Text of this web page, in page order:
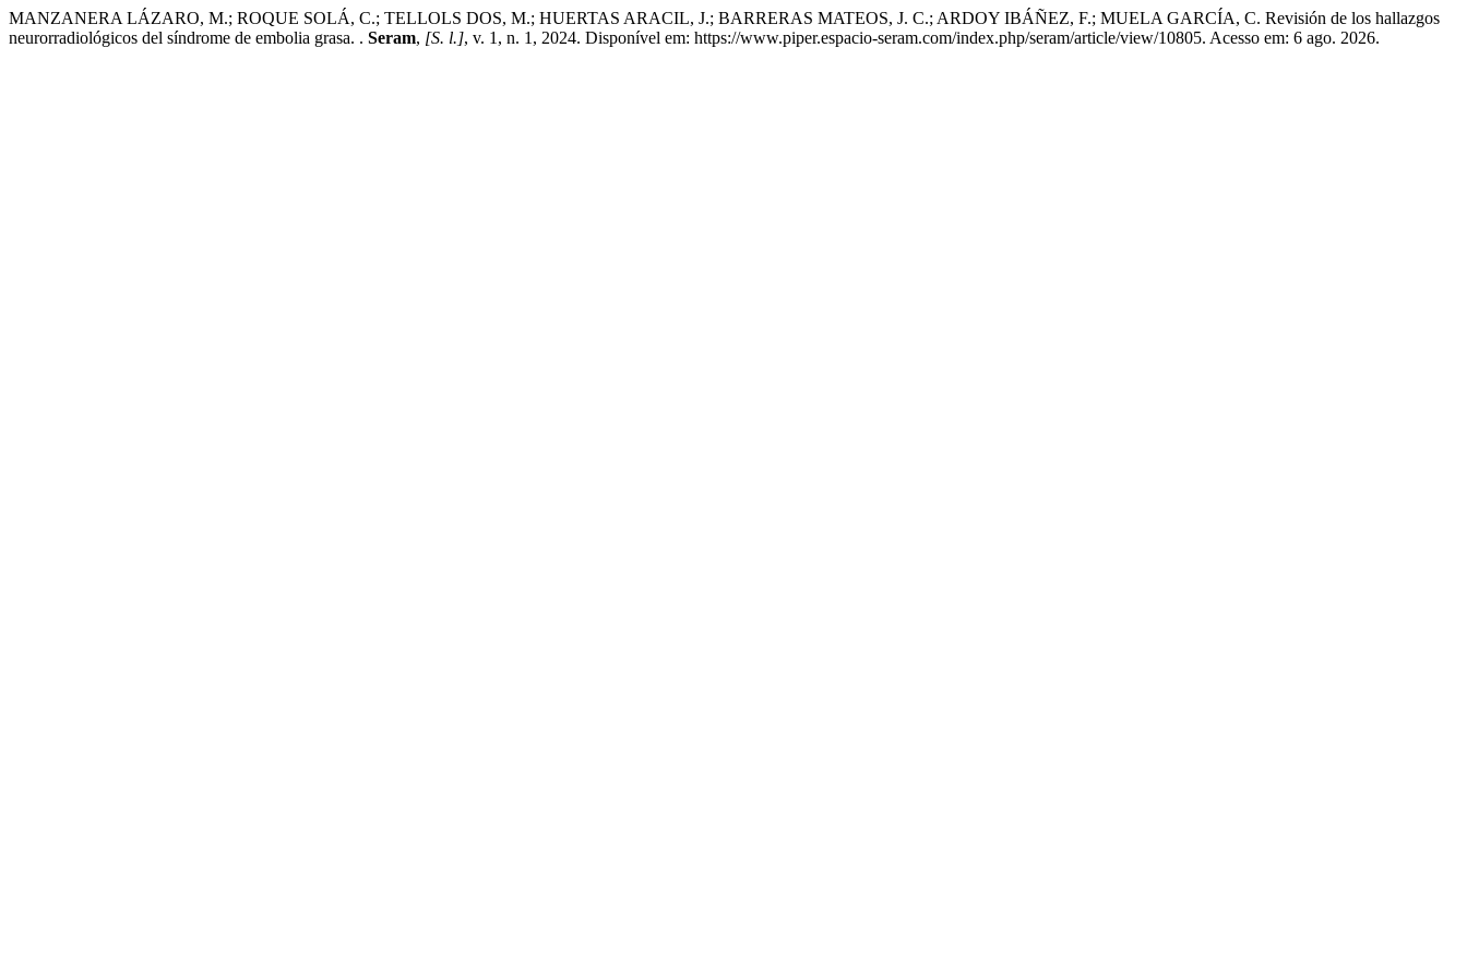
MANZANERA LÁZARO, M.; ROQUE SOLÁ, C.; TELLOLS DOS, M.; HUERTAS ARACIL, J.; BARRERAS MATEOS, J. C.; ARDOY IBÁÑEZ, F.; MUELA GARCÍA, C. Revisión de los hallazgos
neurorradiológicos del síndrome de embolia grasa. . Seram, [S. l.], v. 1, n. 1, 2024. Disponível em: https://www.piper.espacio-seram.com/index.php/seram/article/view/10805. Acesso em: 6 ago. 2026.